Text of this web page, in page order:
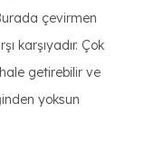
çevirmen
karşıyadır. Çok
getirebilir ve
yoksun